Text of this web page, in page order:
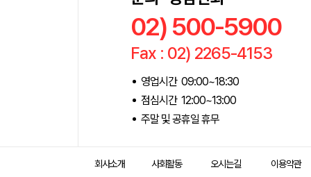
02) 500-5900
Fax : 02) 2265-4153
영업시간 09:00~18:30
점심시간 12:00~13:00
주말 및 공휴일 휴무
회사소개 사회활동 오시는길 이용약관